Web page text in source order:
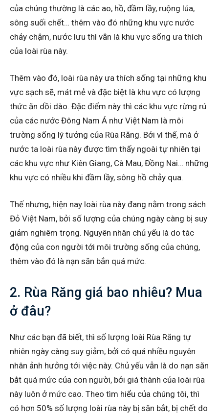
của chúng thường là các ao, hồ, đầm lầy, ruộng lúa,
sông suối chết… thêm vào đó những khu vực nước
chảy chậm, nước lưu thì vẫn là khu vực sống ưa thích
của loài rùa này.
Thêm vào đó, loài rùa này ưa thích sống tại những khu
vực sạch sẽ, mát mẻ và đặc biệt là khu vực có lượng
thức ăn dồi dào. Đặc điểm này thì các khu vực rừng rú
của các nước Đông Nam Á như Việt Nam là môi
trường sống lý tưởng của Rùa Răng. Bởi vì thế, mà ở
nước ta loài rùa này được tìm thấy ngoài tự nhiên tại
các khu vực như Kiên Giang, Cà Mau, Đồng Nai… những
khu vực có nhiều khi đầm lầy, sông hồ chảy qua.
Thế nhưng, hiện nay loài rùa này đang nằm trong sách
Đỏ Việt Nam, bởi số lượng của chúng ngày càng bị suy
giảm nghiêm trọng. Nguyên nhân chủ yếu là do tác
động của con người tới môi trường sống của chúng,
thêm vào đó là nạn săn bắn quá mức.
2. Rùa Răng giá bao nhiêu? Mua
ở đâu?
Như các bạn đã biết, thì số lượng loài Rùa Răng tự
nhiên ngày càng suy giảm, bởi có quá nhiều nguyên
nhân ảnh hưởng tới việc này. Chủ yếu vẫn là do nạn săn
bắt quá mức của con người, bởi giá thành của loài rùa
này luôn ở mức cao. Theo tìm hiểu của chúng tôi, thì
có hơn 50% số lượng loài rùa này bị săn bắt, bị chết do